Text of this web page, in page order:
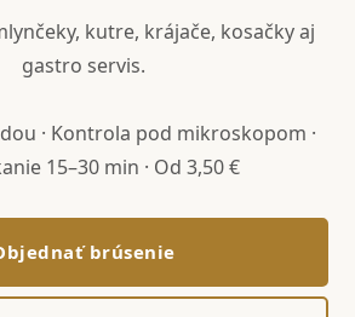
kutre, krájače, kosačky aj
gastro servis.
· Kontrola pod mikroskopom ·
15–30 min · Od 3,50 €
brúsenie